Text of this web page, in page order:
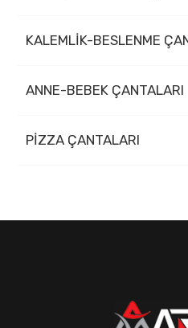
KALEMLİK-BESLENME
ANNE-BEBEK ÇANTALARI
PİZZA ÇANTALARI